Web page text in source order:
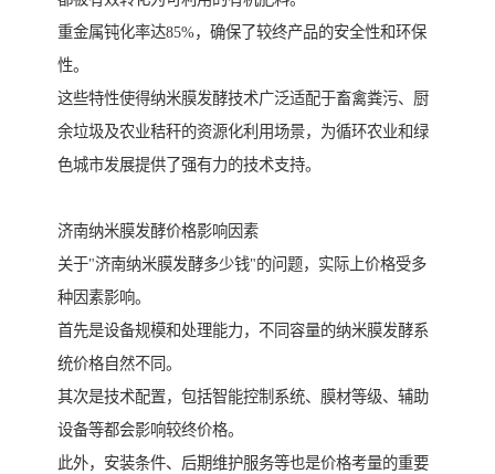
重金属钝化率达85%，确保了较终产品的安全性和环保
性。
这些特性使得纳米膜发酵技术广泛适配于畜禽粪污、厨
余垃圾及农业秸秆的资源化利用场景，为循环农业和绿
色城市发展提供了强有力的技术支持。
济南纳米膜发酵价格影响因素
关于"济南纳米膜发酵多少钱"的问题，实际上价格受多
种因素影响。
首先是设备规模和处理能力，不同容量的纳米膜发酵系
统价格自然不同。
其次是技术配置，包括智能控制系统、膜材等级、辅助
设备等都会影响较终价格。
此外，安装条件、后期维护服务等也是价格考量的重要